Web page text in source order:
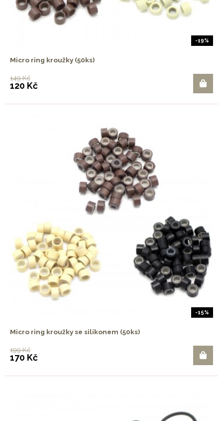
-19%
Micro ring kroužky (50ks)
149 Kč
120 Kč
-15%
Micro ring kroužky se silikonem (50ks)
199 Kč
170 Kč